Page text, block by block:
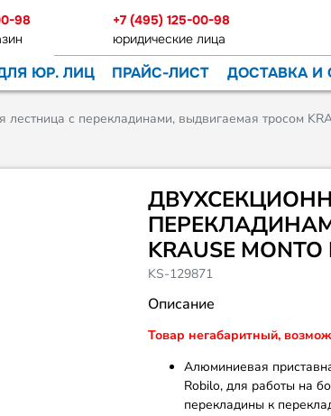
98
+7 (495) 125-00-98
юридические лица
ЮР. ЛИЦ ПРАЙС-ЛИСТ ДОСТАВКА И
лестница с перекладинами, выдвигаемая тросом
KRAUSE
KS-129871
Описание
Товар негабаритный,
Алюминиевая
Robilo, для работы на
перекладины к